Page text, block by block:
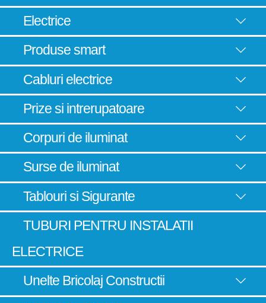
Electrice
Produse smart
Cabluri electrice
Prize si intrerupatoare
Corpuri de iluminat
Surse de iluminat
Tablouri si Sigurante
TUBURI PENTRU INSTALATII
ELECTRICE
Unelte Bricolaj Constructii